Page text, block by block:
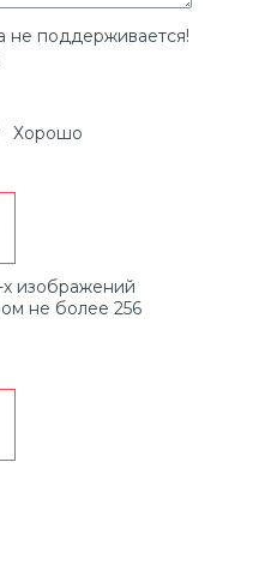
не поддерживается!
Хорошо
изображений
не более 256